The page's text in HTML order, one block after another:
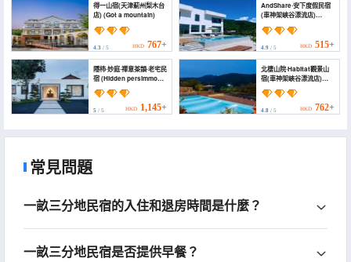
得一山宿(天津薊州梨木台
店) (Got a mountain)
4.3 / 5 HKD 767+
AndShare·安下度假民宿
(車神架峽谷漂流店)
Homestay (Cangzhou
Cheshenjia Branch))
4.9/ 5 HKD 515+
隱柿·妙庭·禪意茶韻·老宅民
宿 (Hidden persimmon ·
Miao Ting · Zen Tea
Rhyme · Old house
B&B)
5 / 5 HKD 1,145+
北棲山院·Habitat觀景山
宿(車神架峽谷漂流店)
(Beiqi Shanyuan ·
Habitat Scenic
Mountain Lodge
(Cheshenjia Canyon
4.8/ 5 HKD 762+
常見問題
一畝三分地民宿的入住和退房時間是什麼？
一畝三分地民宿是否提供早餐？